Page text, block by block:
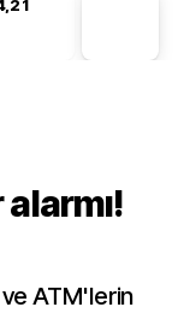
ATM'lerin